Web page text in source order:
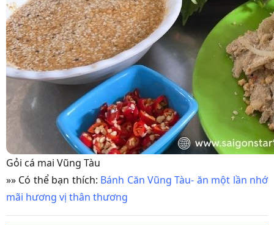
Gỏi cá mai Vũng Tàu
»» Có thể bạn thích: Bánh Căn Vũng Tàu- ăn một lần nhớ
mãi hương vị thân thương